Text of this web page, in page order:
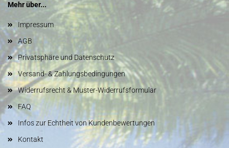
Mehr über...
Impressum
AGB
Privatsphäre und Datenschutz
Versand- & Zahlungsbedingungen
Widerrufsrecht & Muster-Widerrufsformular
FAQ
Infos zur Echtheit von Kundenbewertungen
Kontakt